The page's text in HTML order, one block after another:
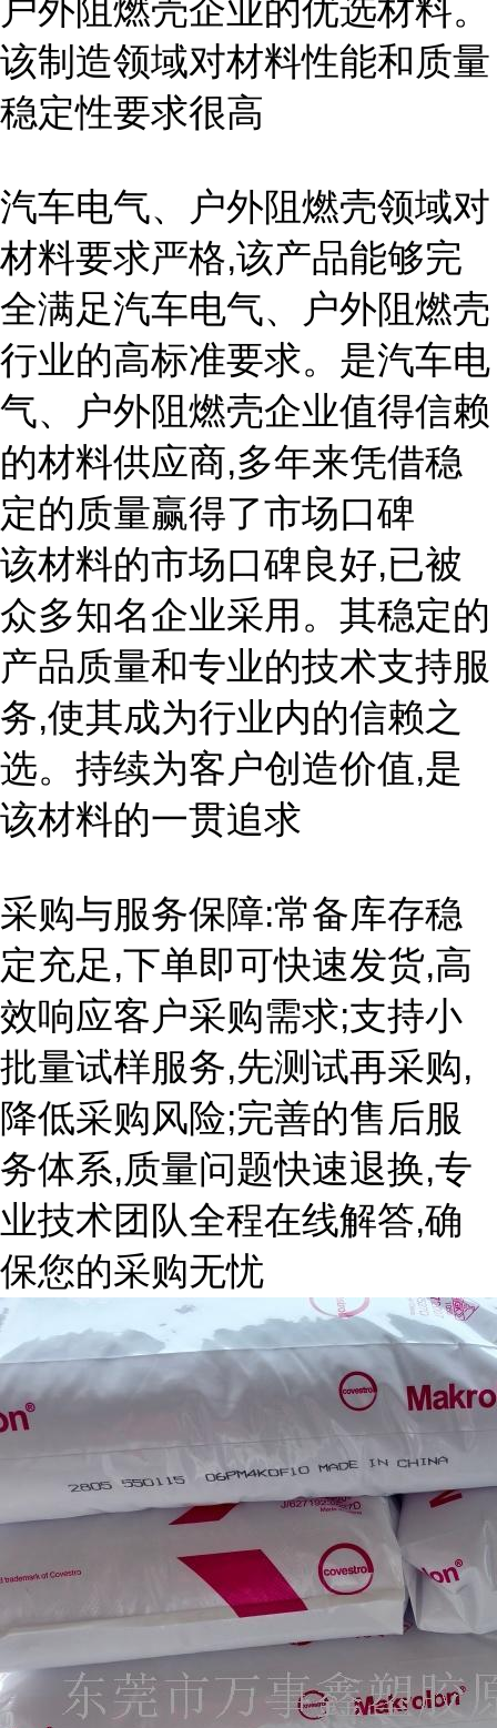
户外阻燃壳企业的优选材料。
该制造领域对材料性能和质量
稳定性要求很高
汽车电气、户外阻燃壳领域对
材料要求严格,该产品能够完
全满足汽车电气、户外阻燃壳
行业的高标准要求。是汽车电
气、户外阻燃壳企业值得信赖
的材料供应商,多年来凭借稳
定的质量赢得了市场口碑
该材料的市场口碑良好,已被
众多知名企业采用。其稳定的
产品质量和专业的技术支持服
务,使其成为行业内的信赖之
选。持续为客户创造价值,是
该材料的一贯追求
采购与服务保障:常备库存稳
定充足,下单即可快速发货,高
效响应客户采购需求;支持小
批量试样服务,先测试再采购,
降低采购风险;完善的售后服
务体系,质量问题快速退换,专
业技术团队全程在线解答,确
保您的采购无忧